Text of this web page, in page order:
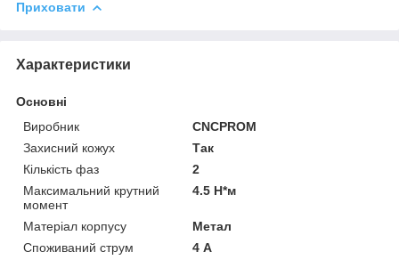
Приховати
Характеристики
Основні
Виробник
CNCPROM
Захисний кожух
Так
Кількість фаз
2
Максимальний крутний
момент
4.5 Н*м
Матеріал корпусу
Метал
Споживаний струм
4 А